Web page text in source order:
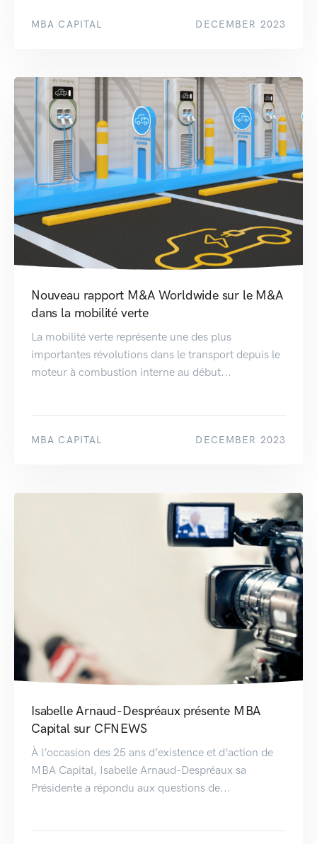
MBA CAPITAL DECEMBER 2023
Nouveau rapport M&A Worldwide sur le M&A
dans la mobilité verte
La mobilité verte représente une des plus
importantes révolutions dans le transport depuis le
moteur à combustion interne au début...
MBA CAPITAL DECEMBER 2023
Isabelle Arnaud-Despréaux présente MBA
Capital sur CFNEWS
À l’occasion des 25 ans d’existence et d’action de
MBA Capital, Isabelle Arnaud-Despréaux sa
Présidente a répondu aux questions de...